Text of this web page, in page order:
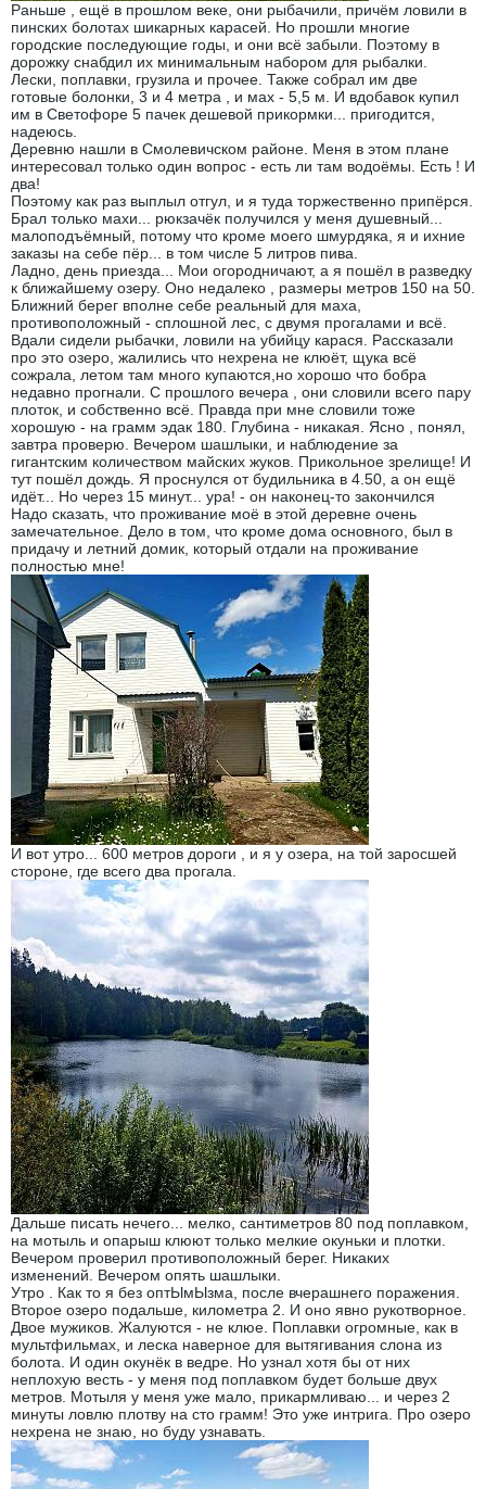
Раньше , ещё в прошлом веке, они рыбачили, причём ловили в
пинских болотах шикарных карасей. Но прошли многие
городские последующие годы, и они всё забыли. Поэтому в
дорожку снабдил их минимальным набором для рыбалки.
Лески, поплавки, грузила и прочее. Также собрал им две
готовые болонки, 3 и 4 метра , и мах - 5,5 м. И вдобавок купил
им в Светофоре 5 пачек дешевой прикормки... пригодится,
надеюсь.
Деревню нашли в Смолевичском районе. Меня в этом плане
интересовал только один вопрос - есть ли там водоёмы. Есть ! И
два!
Поэтому как раз выплыл отгул, и я туда торжественно припёрся.
Брал только махи... рюкзачёк получился у меня душевный...
малоподъёмный, потому что кроме моего шмурдяка, я и ихние
заказы на себе пёр... в том числе 5 литров пива.
Ладно, день приезда... Мои огородничают, а я пошёл в разведку
к ближайшему озеру. Оно недалеко , размеры метров 150 на 50.
Ближний берег вполне себе реальный для маха,
противоположный - сплошной лес, с двумя прогалами и всё.
Вдали сидели рыбачки, ловили на убийцу карася. Рассказали
про это озеро, жалились что нехрена не клюёт, щука всё
сожрала, летом там много купаются,но хорошо что бобра
недавно прогнали. С прошлого вечера , они словили всего пару
плоток, и собственно всё. Правда при мне словили тоже
хорошую - на грамм эдак 180. Глубина - никакая. Ясно , понял,
завтра проверю. Вечером шашлыки, и наблюдение за
гигантским количеством майских жуков. Прикольное зрелище! И
тут пошёл дождь. Я проснулся от будильника в 4.50, а он ещё
идёт... Но через 15 минут... ура! - он наконец-то закончился
Надо сказать, что проживание моё в этой деревне очень
замечательное. Дело в том, что кроме дома основного, был в
придачу и летний домик, который отдали на проживание
полностью мне!
И вот утро... 600 метров дороги , и я у озера, на той заросшей
стороне, где всего два прогала.
Дальше писать нечего... мелко, сантиметров 80 под поплавком,
на мотыль и опарыш клюют только мелкие окуньки и плотки.
Вечером проверил противоположный берег. Никаких
изменений. Вечером опять шашлыки.
Утро . Как то я без оптЫмЫзма, после вчерашнего поражения.
Второе озеро подальше, километра 2. И оно явно рукотворное.
Двое мужиков. Жалуются - не клюе. Поплавки огромные, как в
мультфильмах, и леска наверное для вытягивания слона из
болота. И один окунёк в ведре. Но узнал хотя бы от них
неплохую весть - у меня под поплавком будет больше двух
метров. Мотыля у меня уже мало, прикармливаю... и через 2
минуты ловлю плотву на сто грамм! Это уже интрига. Про озеро
нехрена не знаю, но буду узнавать.